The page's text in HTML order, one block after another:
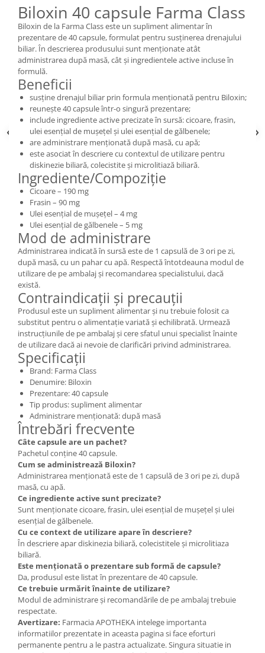
Biloxin 40 capsule Farma Class
Biloxin de la Farma Class este un supliment alimentar în
prezentare de 40 capsule, formulat pentru susținerea drenajului
biliar. În descrierea produsului sunt menționate atât
administrarea după masă, cât și ingredientele active incluse în
formulă.
Beneficii
susține drenajul biliar prin formula menționată pentru Biloxin;
reunește 40 capsule într-o singură prezentare;
include ingrediente active precizate în sursă: cicoare, frasin,
ulei esențial de mușețel și ulei esențial de gălbenele;
are administrare menționată după masă, cu apă;
este asociat în descriere cu contextul de utilizare pentru
diskinezie biliară, colecistite și microlitiază biliară.
Ingrediente/Compoziție
Cicoare – 190 mg
Frasin – 90 mg
Ulei esențial de mușețel – 4 mg
Ulei esențial de gălbenele – 5 mg
Mod de administrare
Administrarea indicată în sursă este de 1 capsulă de 3 ori pe zi,
după masă, cu un pahar cu apă. Respectă întotdeauna modul de
utilizare de pe ambalaj și recomandarea specialistului, dacă
există.
Contraindicații și precauții
Produsul este un supliment alimentar și nu trebuie folosit ca
substitut pentru o alimentație variată și echilibrată. Urmează
instrucțiunile de pe ambalaj și cere sfatul unui specialist înainte
de utilizare dacă ai nevoie de clarificări privind administrarea.
Specificații
Brand: Farma Class
Denumire: Biloxin
Prezentare: 40 capsule
Tip produs: supliment alimentar
Administrare menționată: după masă
Întrebări frecvente
Câte capsule are un pachet?
Pachetul conține 40 capsule.
Cum se administrează Biloxin?
Administrarea menționată este de 1 capsulă de 3 ori pe zi, după
masă, cu apă.
Ce ingrediente active sunt precizate?
Sunt menționate cicoare, frasin, ulei esențial de mușețel și ulei
esențial de gălbenele.
Cu ce context de utilizare apare în descriere?
În descriere apar diskinezia biliară, colecistitele și microlitiaza
biliară.
Este menționată o prezentare sub formă de capsule?
Da, produsul este listat în prezentare de 40 capsule.
Ce trebuie urmărit înainte de utilizare?
Modul de administrare și recomandările de pe ambalaj trebuie
respectate.
Avertizare: Farmacia APOTHEKA intelege importanta
informatiilor prezentate in aceasta pagina si face eforturi
permanente pentru a le pastra actualizate. Singura situatie in